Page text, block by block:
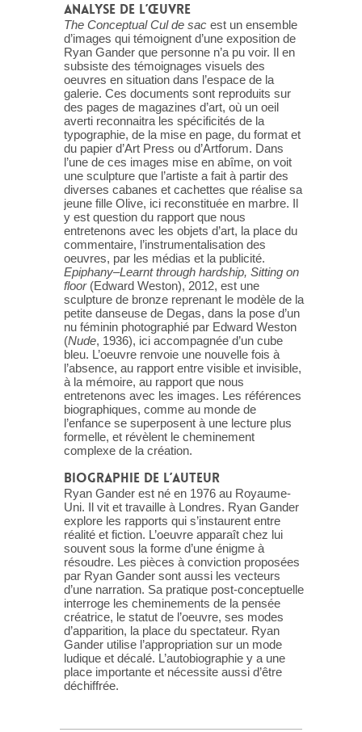
ANALYSE DE L’ŒUVRE
The Conceptual Cul de sac est un ensemble
d’images qui témoignent d’une exposition de
Ryan Gander que personne n’a pu voir. Il en
subsiste des témoignages visuels des
oeuvres en situation dans l’espace de la
galerie. Ces documents sont reproduits sur
des pages de magazines d’art, où un oeil
averti reconnaitra les spécificités de la
typographie, de la mise en page, du format et
du papier d’Art Press ou d’Artforum. Dans
l’une de ces images mise en abîme, on voit
une sculpture que l’artiste a fait à partir des
diverses cabanes et cachettes que réalise sa
jeune fille Olive, ici reconstituée en marbre. Il
y est question du rapport que nous
entretenons avec les objets d’art, la place du
commentaire, l’instrumentalisation des
oeuvres, par les médias et la publicité.
Epiphany–Learnt through hardship, Sitting on
floor(Edward Weston), 2012, est une
sculpture de bronze reprenant le modèle de la
petite danseuse de Degas, dans la pose d’un
nu féminin photographié par Edward Weston
(Nude, 1936), ici accompagnée d’un cube
bleu. L’oeuvre renvoie une nouvelle fois à
l’absence, au rapport entre visible et invisible,
à la mémoire, au rapport que nous
entretenons avec les images. Les références
biographiques, comme au monde de
l’enfance se superposent à une lecture plus
formelle, et révèlent le cheminement
complexe de la création.
BIOGRAPHIE DE L’AUTEUR
Ryan Gander est né en 1976 au Royaume-
Uni. Il vit et travaille à Londres. Ryan Gander
explore les rapports qui s’instaurent entre
réalité et fiction. L’oeuvre apparaît chez lui
souvent sous la forme d’une énigme à
résoudre. Les pièces à conviction proposées
par Ryan Gander sont aussi les vecteurs
d’une narration. Sa pratique post-conceptuelle
interroge les cheminements de la pensée
créatrice, le statut de l’oeuvre, ses modes
d’apparition, la place du spectateur. Ryan
Gander utilise l’appropriation sur un mode
ludique et décalé. L’autobiographie y a une
place importante et nécessite aussi d’être
déchiffrée.